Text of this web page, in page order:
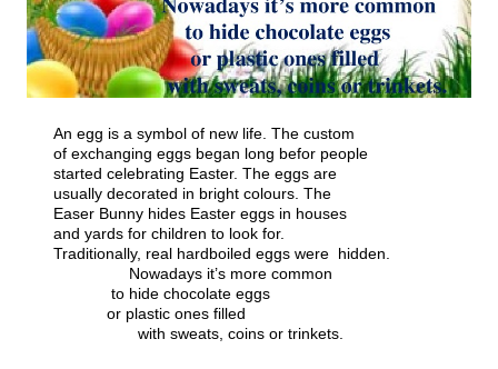
An egg is a symbol of new life. The custom
of exchanging eggs began long befor people
started celebrating Easter. The eggs are
usually decorated in bright colours. The
Easer Bunny hides Easter eggs in houses
and yards for children to look for.
Traditionally, real hard­boiled eggs were hidden.
Nowadays it’s more common
to hide chocolate eggs
or plastic ones filled
with sweats, coins or trinkets.